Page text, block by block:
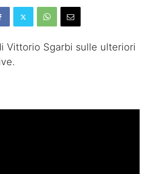
Vittorio Sgarbi sulle ulteriori